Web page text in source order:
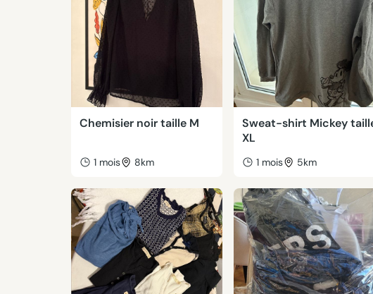
Chemisier noir taille M
1 mois 8km
Sweat-shirt Mickey
XL
1 mois 5km